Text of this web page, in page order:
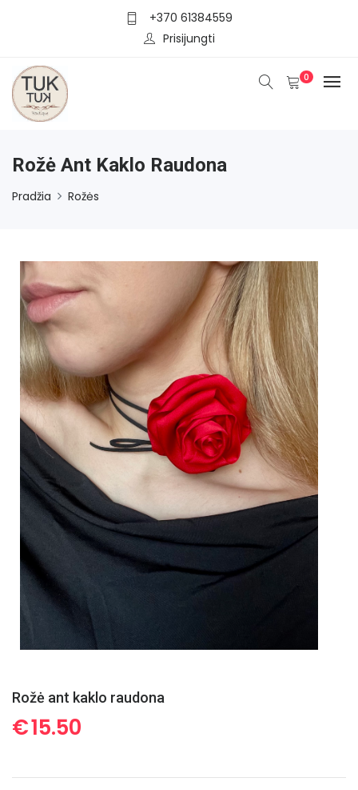
+370 61384559
Prisijungti
0
Rožė Ant Kaklo Raudona
Pradžia Rožės
Rožė ant kaklo raudona
€15.50